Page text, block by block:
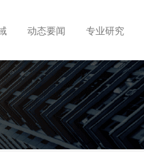
动态要闻 专业研究